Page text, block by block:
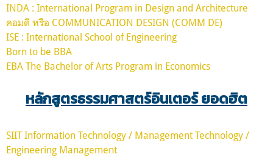
INDA : International Program in Design and Architecture
คอมดี หรือ COMMUNICATION DESIGN (COMM DE)
ISE : International School of Engineering
Born to be BBA
EBA The Bachelor of Arts Program in Economics
หลักสูตรธรรมศาสตร์อินเตอร์ ยอดฮิต
SIIT Information Technology / Management Technology /
Engineering Management